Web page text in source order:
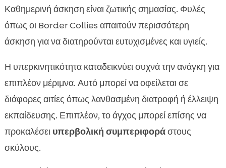
Καθημερινή άσκηση είναι ζωτικής σημασίας. Φυλές
όπως οι Border Collies απαιτούν περισσότερη
άσκηση για να διατηρούνται ευτυχισμένες και υγιείς.
Η υπερκινητικότητα καταδεικνύει συχνά την ανάγκη για
επιπλέον μέριμνα. Αυτό μπορεί να οφείλεται σε
διάφορες αιτίες όπως λανθασμένη διατροφή ή έλλειψη
εκπαίδευσης. Επιπλέον, το άγχος μπορεί επίσης να
προκαλέσει υπερβολική συμπεριφοράστους
σκύλους.